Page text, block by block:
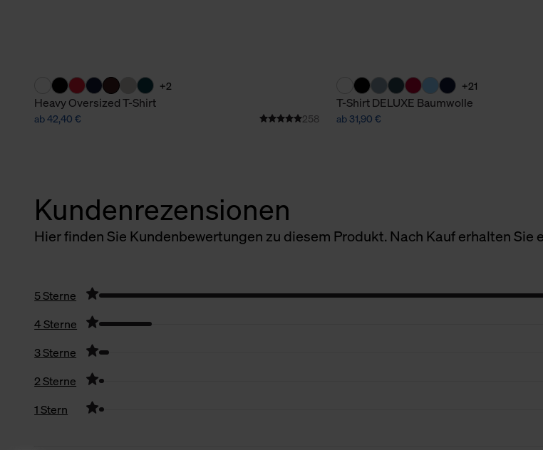
+2
Heavy Oversized T-Shirt
ab 42,40 € 258
+21
T-Shirt DELUXE Baumwolle
ab 31,90 €
Kundenrezensionen
Hier finden Sie Kundenbewertungen zu diesem Produkt. Nach Kauf erhalten
5 Sterne
4 Sterne
3 Sterne
2 Sterne
1 Stern